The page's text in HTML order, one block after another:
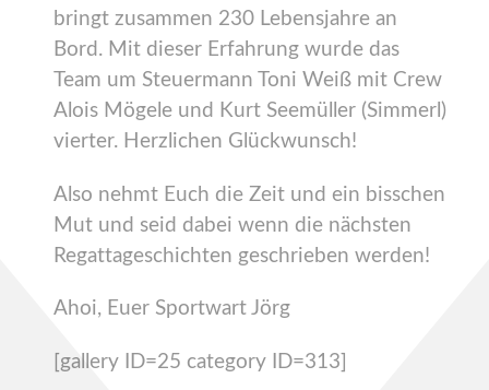
bringt zusammen 230 Lebensjahre an
Bord. Mit dieser Erfahrung wurde das
Team um Steuermann Toni Weiß mit Crew
Alois Mögele und Kurt Seemüller (Simmerl)
vierter. Herzlichen Glückwunsch!
Also nehmt Euch die Zeit und ein bisschen
Mut und seid dabei wenn die nächsten
Regattageschichten geschrieben werden!
Ahoi, Euer Sportwart Jörg
[gallery ID=25 category ID=313]